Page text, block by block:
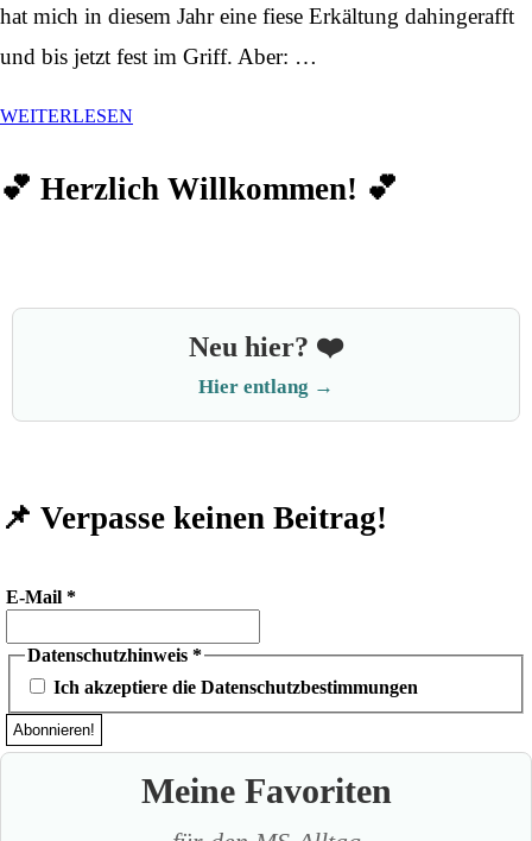
hat mich in diesem Jahr eine fiese Erkältung dahingerafft
und bis jetzt fest im Griff. Aber: …
WEITERLESEN
💕 Herzlich Willkommen! 💕
Neu hier? ❤️
Hier entlang →
📌 Verpasse keinen Beitrag!
E-Mail *
Datenschutzhinweis *
Ich akzeptiere die Datenschutzbestimmungen
Meine Favoriten